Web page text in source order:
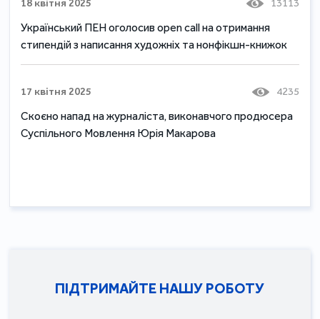
18 квітня 2025 13113
Український ПЕН оголосив open call на отримання
стипендій з написання художніх та нонфікшн-книжок
17 квітня 2025 4235
Скоєно напад на журналіста, виконавчого продюсера
Суспільного Мовлення Юрія Макарова
ПІДТРИМАЙТЕ НАШУ РОБОТУ